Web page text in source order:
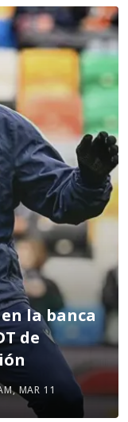
la banca
de
MAR 11